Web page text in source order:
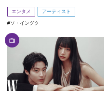
エンタメ アーティスト
ソ・イングク